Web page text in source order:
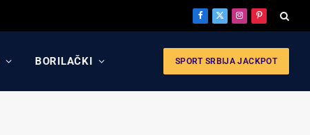
Facebook
X
Instagram
Pinterest
BORILAČKI SPORT SRBIJA JACKPOT